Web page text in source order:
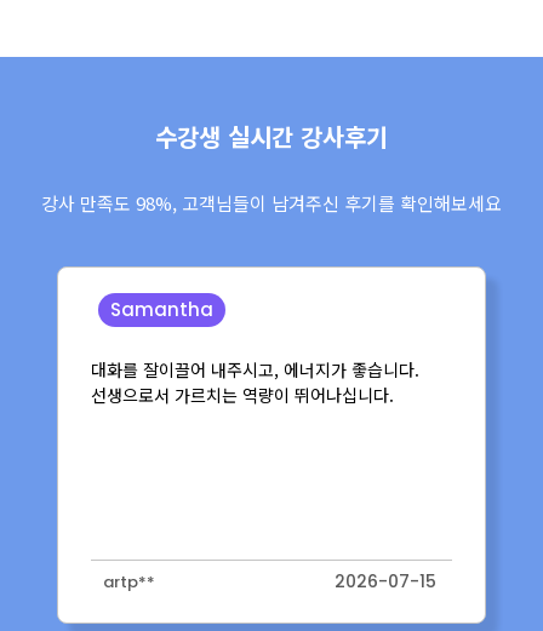
수강생 실시간 강사후기
강사 만족도 98%, 고객님들이 남겨주신 후기를 확인해보세요
Valentina/Lanse
두 분 모두 편한 분위기에서 대화를
이끌어내주시고, formal/casual 한 상황에 적합한
you I got used to encounter English
business meetings and gatherings.
magnum10** 2026-07-10